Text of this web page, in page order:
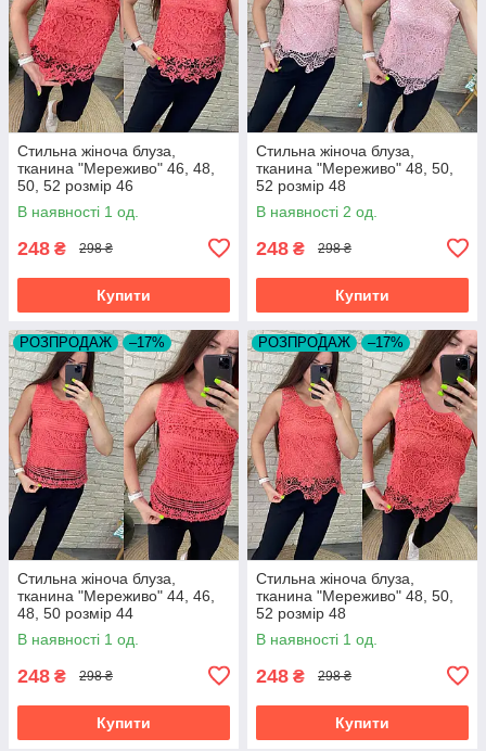
Стильна жіноча блуза,
тканина "Мереживо" 46, 48,
50, 52 розмір 46
В наявності 1 од.
248 ₴ 298 ₴
Купити
Стильна жіноча блуза,
тканина "Мереживо" 48, 50,
52 розмір 48
В наявності 2 од.
248 ₴ 298 ₴
Купити
РОЗПРОДАЖ –17%
Стильна жіноча блуза,
тканина "Мереживо" 44, 46,
48, 50 розмір 44
В наявності 1 од.
248 ₴ 298 ₴
Купити
РОЗПРОДАЖ –17%
Стильна жіноча блуза,
тканина "Мереживо" 48, 50,
52 розмір 48
В наявності 1 од.
248 ₴ 298 ₴
Купити